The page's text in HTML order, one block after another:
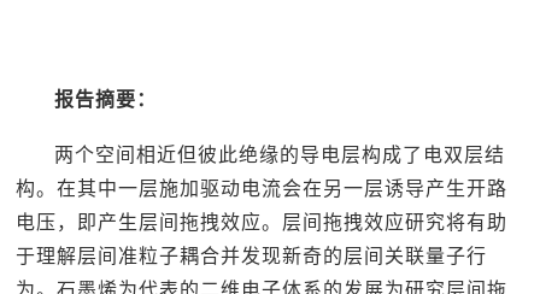
报告摘要：
两个空间相近但彼此绝缘的导电层构成了电双层结
构。在其中一层施加驱动电流会在另一层诱导产生开路
电压，即产生层间拖拽效应。层间拖拽效应研究将有助
于理解层间准粒子耦合并发现新奇的层间关联量子行
为。石墨烯为代表的二维电子体系的发展为研究层间拖